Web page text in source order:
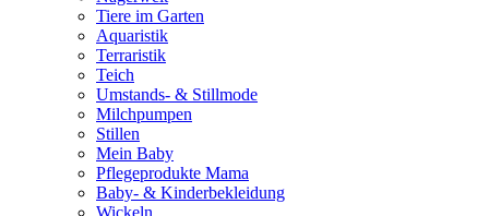
Tiere im Garten
Aquaristik
Terraristik
Teich
Umstands- & Stillmode
Milchpumpen
Stillen
Mein Baby
Pflegeprodukte Mama
Baby- & Kinderbekleidung
Wickeln